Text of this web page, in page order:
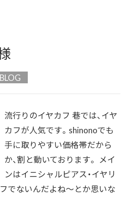
BLOG
流行りのイヤカフ 巷では、イヤ
カフが人気です。shinonoでも
手に取りやすい価格帯だから
か、割と動いております。 メイ
ンはイニシャルピアス・イヤリ
でないんだよね〜とか思いな